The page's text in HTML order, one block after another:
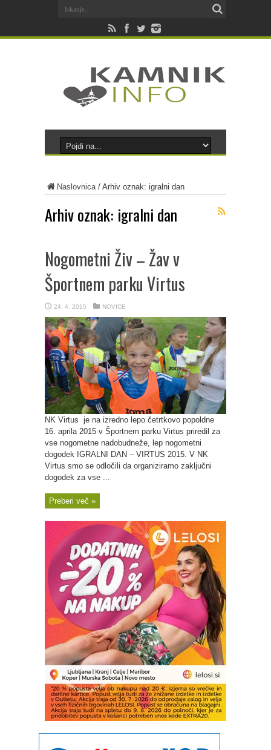
Naslovnica/ Arhiv oznak: igralni dan
Arhiv oznak: igralni dan
Nogometni Živ – Žav v
Športnem parku Virtus
24. 4. 2015 NOVICE
NK Virtus je na izredno lepo četrtkovo popoldne
16. aprila 2015 v Športnem parku Virtus priredil za
vse nogometne nadobudneže, lep nogometni
dogodek IGRALNI DAN – VIRTUS 2015. V NK
Virtus smo se odločili da organiziramo zaključni
dogodek za vse ...
Preberi več »